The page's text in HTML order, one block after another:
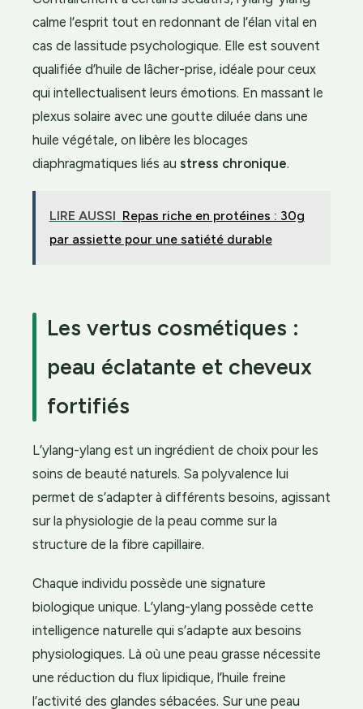
calme l’esprit tout en redonnant de l’élan vital en
cas de lassitude psychologique. Elle est souvent
qualifiée d’huile de lâcher-prise, idéale pour ceux
qui intellectualisent leurs émotions. En massant le
plexus solaire avec une goutte diluée dans une
huile végétale, on libère les blocages
diaphragmatiques liés au stress chronique.
LIRE AUSSI Repas riche en protéines : 30g
par assiette pour une satiété durable
Les vertus cosmétiques :
peau éclatante et cheveux
fortifiés
L’ylang-ylang est un ingrédient de choix pour les
soins de beauté naturels. Sa polyvalence lui
permet de s’adapter à différents besoins, agissant
sur la physiologie de la peau comme sur la
structure de la fibre capillaire.
Chaque individu possède une signature
biologique unique. L’ylang-ylang possède cette
intelligence naturelle qui s’adapte aux besoins
physiologiques. Là où une peau grasse nécessite
une réduction du flux lipidique, l’huile freine
l’activité des glandes sébacées. Sur une peau